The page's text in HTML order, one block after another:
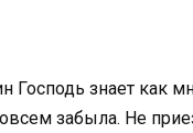
Господь знает как
забыла. Не